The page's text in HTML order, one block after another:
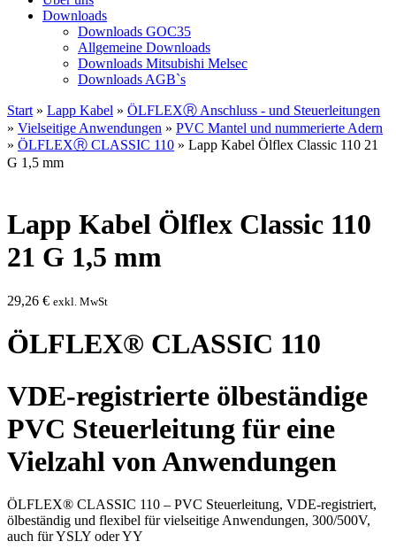
Downloads
Downloads GOC35
Allgemeine Downloads
Downloads Mitsubishi Melsec
Downloads AGB`s
Start » Lapp Kabel » ÖLFLEXⓇ Anschluss - und Steuerleitungen
» Vielseitige Anwendungen » PVC Mantel und nummerierte Adern
» ÖLFLEXⓇ CLASSIC 110 » Lapp Kabel Ölflex Classic 110 21
G 1,5 mm
Lapp Kabel Ölflex Classic 110
21 G 1,5 mm
29,26 € exkl. MwSt
ÖLFLEX® CLASSIC 110
VDE-registrierte ölbeständige
PVC Steuerleitung für eine
Vielzahl von Anwendungen
ÖLFLEX® CLASSIC 110 – PVC Steuerleitung, VDE-registriert,
ölbeständig und flexibel für vielseitige Anwendungen, 300/500V,
auch für YSLY oder YY